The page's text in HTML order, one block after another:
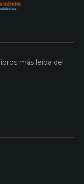
más leída del